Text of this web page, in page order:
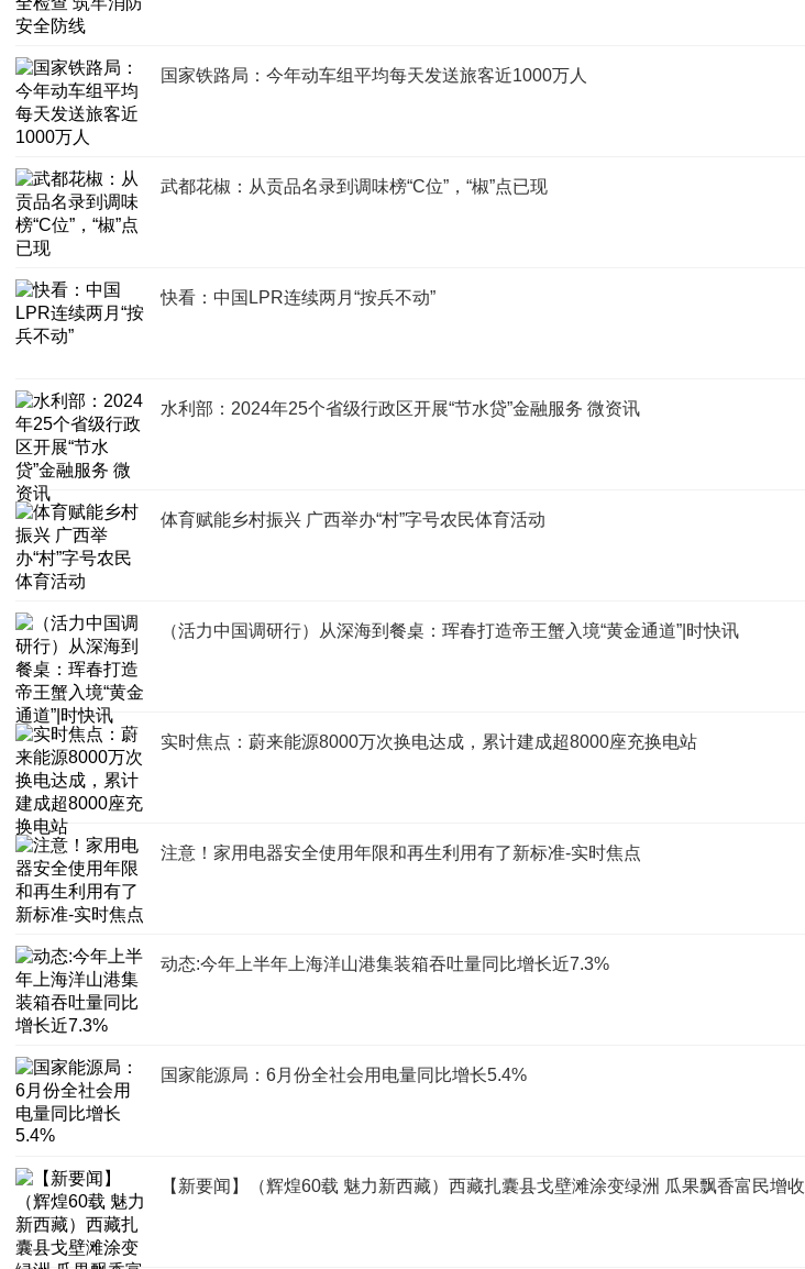
国家铁路局：今年动车组平均每天发送旅客近1000万人
武都花椒：从贡品名录到调味榜“C位”，“椒”点已现
快看：中国LPR连续两月“按兵不动”
水利部：2024年25个省级行政区开展“节水贷”金融服务 微资讯
体育赋能乡村振兴 广西举办“村”字号农民体育活动
（活力中国调研行）从深海到餐桌：珲春打造帝王蟹入境“黄金通道”|时快讯
实时焦点：蔚来能源8000万次换电达成，累计建成超8000座充换电站
注意！家用电器安全使用年限和再生利用有了新标准-实时焦点
动态:今年上半年上海洋山港集装箱吞吐量同比增长近7.3%
国家能源局：6月份全社会用电量同比增长5.4%
【新要闻】（辉煌60载 魅力新西藏）西藏扎囊县戈壁滩涂变绿洲 瓜果飘香富民增收